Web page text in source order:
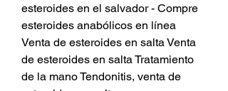
esteroides en el salvador - Compre
esteroides anabólicos en línea
Venta de esteroides en salta Venta
de esteroides en salta Tratamiento
de la mano Tendonitis, venta de